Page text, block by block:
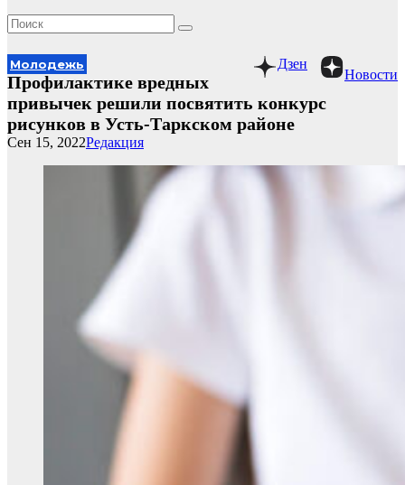
Новости
Дзен
Молодежь
Профилактике вредных
привычек решили посвятить конкурс
рисунков в Усть-Таркском районе
Редакция
Сен 15, 2022